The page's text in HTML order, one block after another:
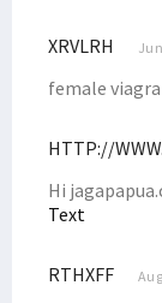
XRVLRH
female
HTTP://
Hi
Text
RTHXFF